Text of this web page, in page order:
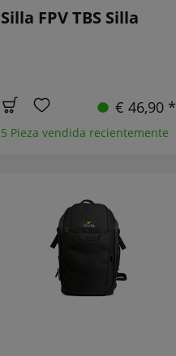
Silla FPV TBS Silla
€ 46,90 *
5 Pieza vendida recientemente